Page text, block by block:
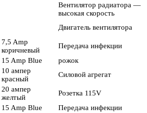
Вентилятор радиатора —
высокая скорость
Двигатель вентилятора
7,5 Amp
коричневый
Передача инфекции
15 Amp Blue
рожок
10 ампер
красный
Силовой агрегат
20 ампер
желтый
Розетка 115V
15 Amp Blue
Передача инфекции